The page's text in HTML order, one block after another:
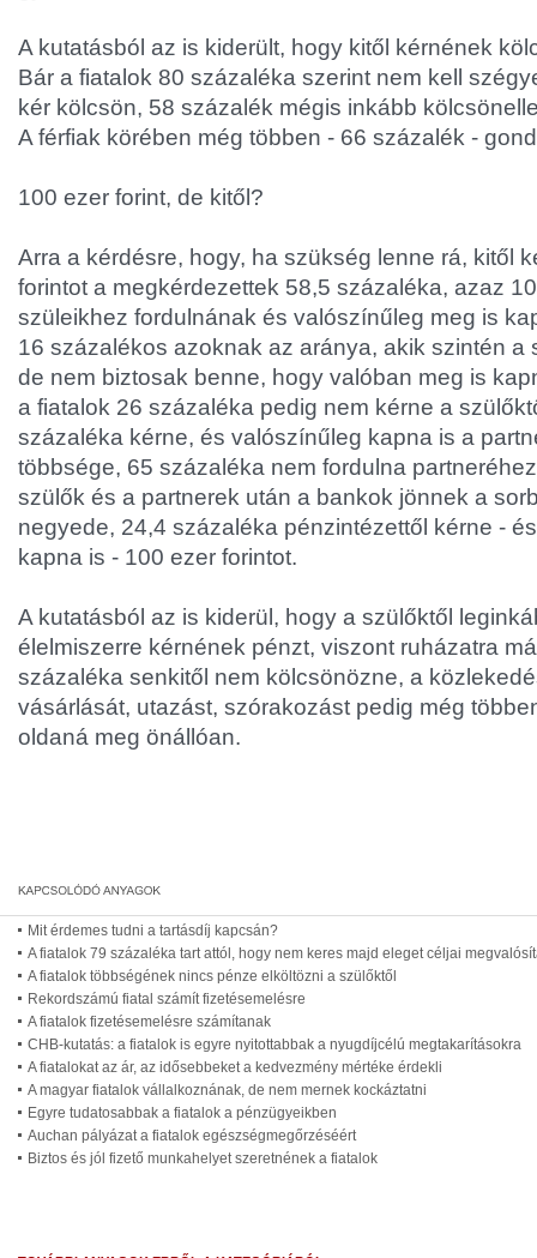
A kutatásból az is kiderült, hogy kitől kérnének
Bár a fiatalok 80 százaléka szerint nem kell
kér kölcsön, 58 százalék mégis inkább
A férfiak körében még többen - 66 százalék -
100 ezer forint, de kitől?
Arra a kérdésre, hogy, ha szükség lenne rá, kitől
forintot a megkérdezettek 58,5 százaléka, azaz
szüleikhez fordulnának és valószínűleg meg is
16 százalékos azoknak az aránya, akik szintén a
de nem biztosak benne, hogy valóban meg is
a fiatalok 26 százaléka pedig nem kérne a
százaléka kérne, és valószínűleg kapna is a
többsége, 65 százaléka nem fordulna
szülők és a partnerek után a bankok jönnek a
negyede, 24,4 százaléka pénzintézettől kérne -
kapna is - 100 ezer forintot.
A kutatásból az is kiderül, hogy a szülőktől
élelmiszerre kérnének pénzt, viszont ruházatra
százaléka senkitől nem kölcsönözne, a
vásárlását, utazást, szórakozást pedig még
oldaná meg önállóan.
Mit érdemes tudni a tartásdíj kapcsán?
A fiatalok 79 százaléka tart attól, hogy nem keres majd eleget céljai
A fiatalok többségének nincs pénze elköltözni a szülőktől
Rekordszámú fiatal számít fizetésemelésre
A fiatalok fizetésemelésre számítanak
CHB-kutatás: a fiatalok is egyre nyitottabbak a nyugdíjcélú megtakarításokra
A fiatalokat az ár, az idősebbeket a kedvezmény mértéke érdekli
A magyar fiatalok vállalkoznának, de nem mernek kockáztatni
Egyre tudatosabbak a fiatalok a pénzügyeikben
Auchan pályázat a fiatalok egészségmegőrzéséért
Biztos és jól fizető munkahelyet szeretnének a fiatalok